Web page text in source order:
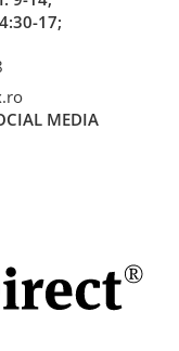
17;
MEDIA